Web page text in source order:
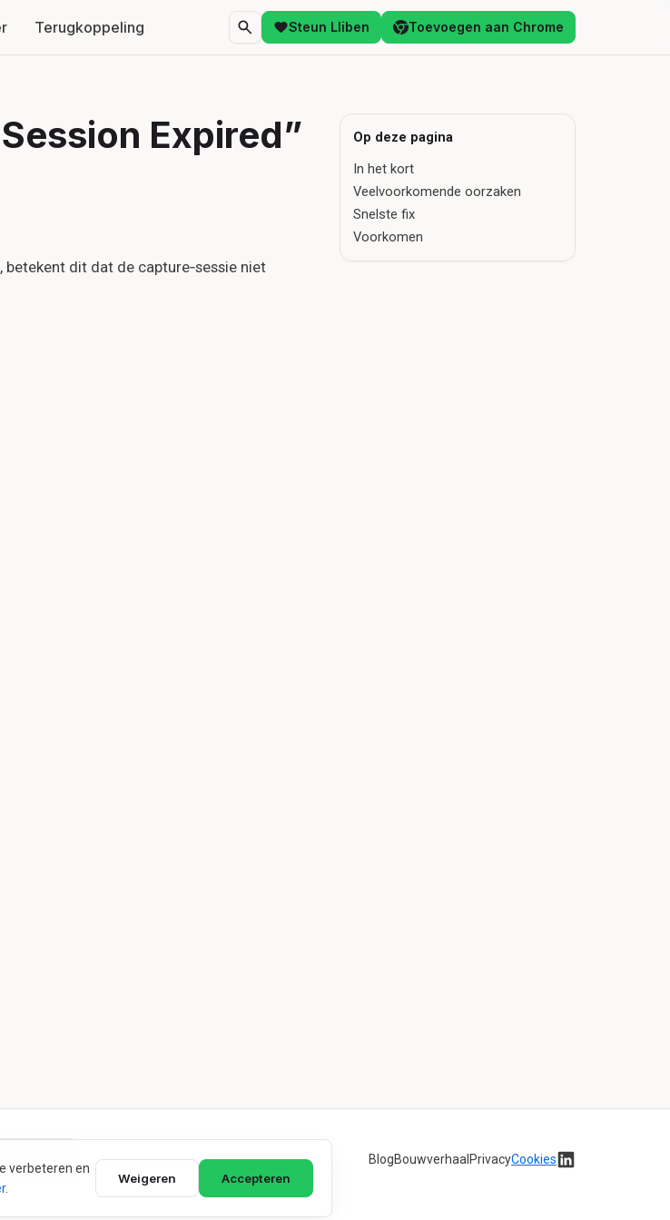
Terugkoppeling Steun Lliben Toevoegen aan Chrome
Expired”
betekent dit dat de capture‑sessie niet
Op deze pagina
In het kort
Veelvoorkomende oorzaken
Snelste fix
Voorkomen
BlogBouwverhaal PrivacyCookies
verbeteren en
.
Weigeren Accepteren